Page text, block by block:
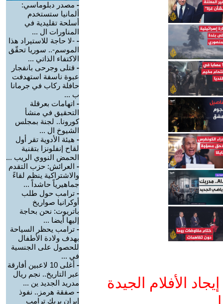
الأفلام الجيدة
- مصدر دبلوماسي:
ألمانيا ستستخدم
أسلحة تقليدية في
المناورات ال ...
- -لا حاجة للاستيراد هذا
الموسم-.. سوريا تحقّق
الاكتفاء الذاتي ...
- قتلى وجرحى بانفجار
عبوة ناسفة استهدفت
حافلة ركاب في جرمانا
ب ...
- اتهامات بعرقلة
التحقيق في منشأ
كورونا.. لجنة بمجلس
الشيوخ ال ...
- هيئة الأدوية تقر أول
لقاح إنفلونزا بتقنية
الحمض النووي الريب ...
- العرائش: حزب التقدم
والاشتراكية ينظم لقاءً
جماهيرياً حاشداً ...
- ترامب حول طلب
أوكرانيا صواريخ
باتريوت: نحن بحاجة
إليها أيضا ...
- ترامب يحظر السياحة
بهدف ولادة الأطفال
للحصول على الجنسية
في ...
-
أغلى 10 لاعبين أفارقة
عبر التاريخ.. نجم ريال
مدريد الجديد ين ...
- صفقة هرمز.. نفوذ
إيران يربك ترامب